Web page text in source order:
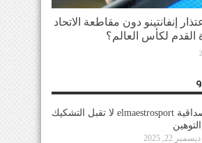
إنفانتينو دون مقاطعة الاتحاد
القدم لكأس العالم؟
مصداقية elmaestrosport لا تقبل التشكيك
التوهين
ديسمبر 22, 2025